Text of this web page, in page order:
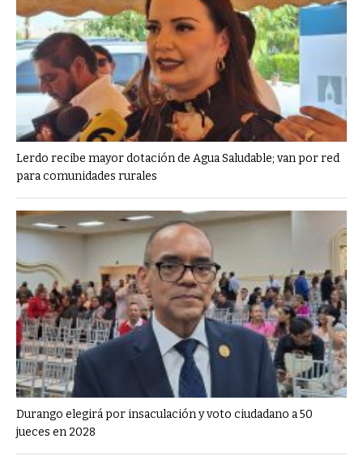
Lerdo recibe mayor dotación de Agua Saludable; van por red
para comunidades rurales
Durango elegirá por insaculación y voto ciudadano a 50
jueces en 2028